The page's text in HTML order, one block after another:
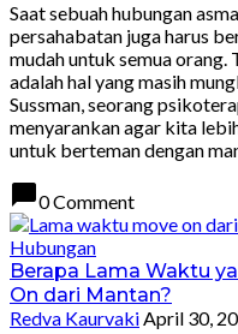
Saat sebuah hubungan
persahabatan juga harus
mudah untuk semua orang.
adalah hal yang masih
Sussman, seorang
menyarankan agar kita
untuk berteman dengan
chat_bubble0 Comment
Hubungan
Berapa Lama Waktu
On dari Mantan?
Redva KaurvakiApril 30,